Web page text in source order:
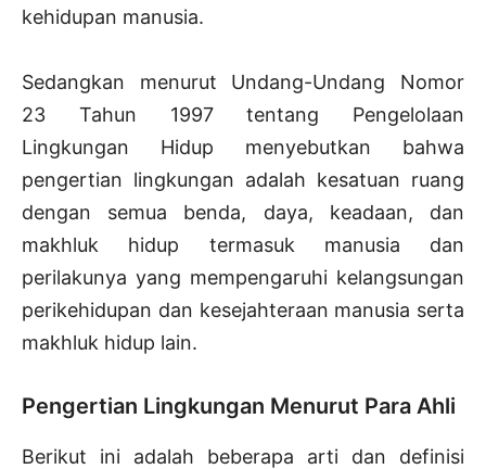
kehidupan manusia.
Sedangkan menurut Undang-Undang Nomor
23 Tahun 1997 tentang Pengelolaan
Lingkungan Hidup menyebutkan bahwa
pengertian lingkungan adalah kesatuan ruang
dengan semua benda, daya, keadaan, dan
makhluk hidup termasuk manusia dan
perilakunya yang mempengaruhi kelangsungan
perikehidupan dan kesejahteraan manusia serta
makhluk hidup lain.
Pengertian Lingkungan Menurut Para Ahli
Berikut ini adalah beberapa arti dan definisi